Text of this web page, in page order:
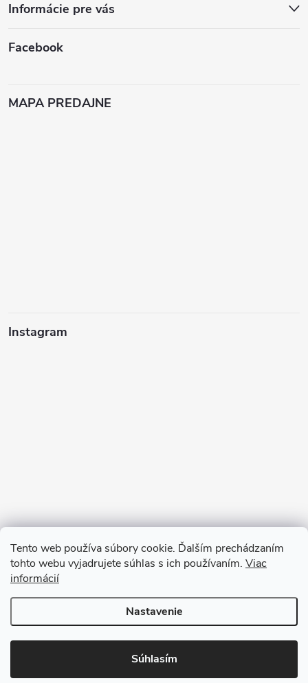
Tento web používa súbory cookie. Ďalším prechádzaním
tohto webu vyjadrujete súhlas s ich používaním. Viac
informácií
Nastavenie
Súhlasím
Informácie pre vás
Facebook
MAPA PREDAJNE
Instagram
Copyright 2026Ratanea.sk. Všetky práva vyhradené.Upraviť nastavenie
cookies